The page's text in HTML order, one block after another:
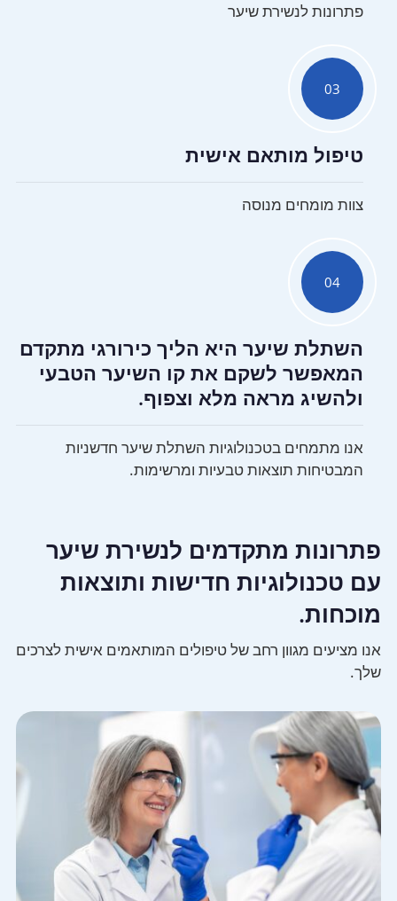
פתרונות לנשירת שיער
03
טיפול מותאם אישית
צוות מומחים מנוסה
04
השתלת שיער היא הליך כירורגי מתקדם
המאפשר לשקם את קו השיער הטבעי
ולהשיג מראה מלא וצפוף.
אנו מתמחים בטכנולוגיות השתלת שיער חדשניות
המבטיחות תוצאות טבעיות ומרשימות.
פתרונות מתקדמים לנשירת שיער
עם טכנולוגיות חדישות ותוצאות
מוכחות.
אנו מציעים מגוון רחב של טיפולים המותאמים אישית לצרכים
שלך.